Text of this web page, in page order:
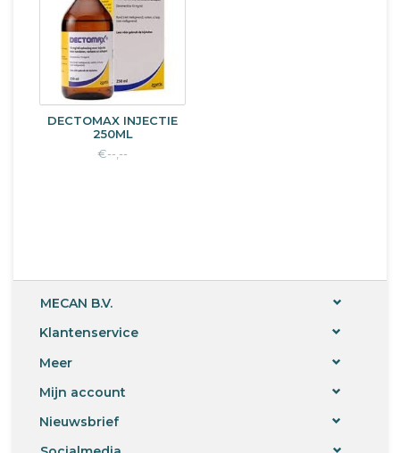
DECTOMAX INJECTIE
250ML
€--,--
MECAN B.V.
Klantenservice
Meer
Mijn account
Nieuwsbrief